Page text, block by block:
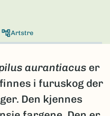
Artstre
aurantiacus er
i furuskog der
Den kjennes